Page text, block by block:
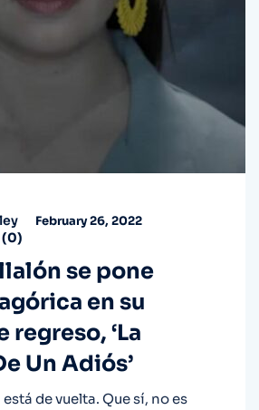
February 26, 2022
0)
se pone
en su
regreso, ‘La
Un Adiós’
de vuelta. Que sí, no es